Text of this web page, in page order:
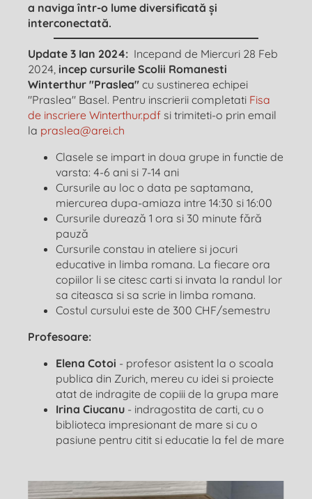
a naviga într-o lume diversificată și
interconectată.
Update 3 Ian 2024: Incepand de Miercuri 28 Feb
2024, incep cursurile Scolii Romanesti
Winterthur "Praslea" cu sustinerea echipei
"Praslea" Basel. Pentru inscrierii completati Fisa
de inscriere Winterthur.pdf si trimiteti-o prin email
la praslea@arei.ch
Clasele se impart in doua grupe in functie de
varsta: 4-6 ani si 7-14 ani
Cursurile au loc o data pe saptamana,
miercurea dupa-amiaza intre 14:30 si 16:00
Cursurile durează 1 ora si 30 minute fără
pauză
Cursurile constau in ateliere si jocuri
educative in limba romana. La fiecare ora
copiilor li se citesc carti si invata la randul lor
sa citeasca si sa scrie in limba romana.
Costul cursului este de 300 CHF/semestru
Profesoare:
Elena Cotoi - profesor asistent la o scoala
publica din Zurich, mereu cu idei si proiecte
atat de indragite de copiii de la grupa mare
Irina Ciucanu - indragostita de carti, cu o
biblioteca impresionant de mare si cu o
pasiune pentru citit si educatie la fel de mare